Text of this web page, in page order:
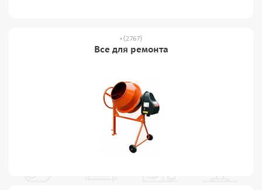
(2767)
Все для ремонта